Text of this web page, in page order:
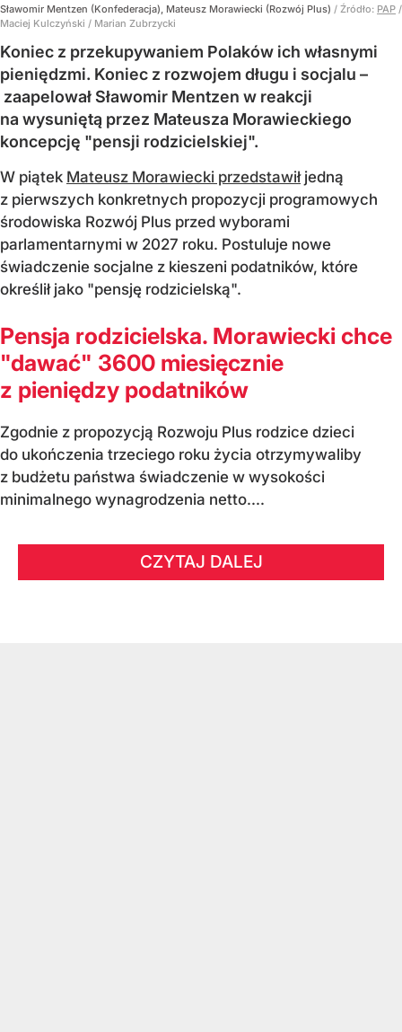
Sławomir Mentzen (Konfederacja), Mateusz Morawiecki (Rozwój Plus) / Źródło: PAP /
Maciej Kulczyński / Marian Zubrzycki
Koniec z przekupywaniem Polaków ich własnymi
pieniędzmi. Koniec z rozwojem długu i socjalu –
zaapelował Sławomir Mentzen w reakcji
na wysuniętą przez Mateusza Morawieckiego
koncepcję "pensji rodzicielskiej".
W piątek Mateusz Morawiecki przedstawiłjedną
z pierwszych konkretnych propozycji programowych
środowiska Rozwój Plus przed wyborami
parlamentarnymi w 2027 roku. Postuluje nowe
świadczenie socjalne z kieszeni podatników, które
określił jako "pensję rodzicielską".
Pensja rodzicielska. Morawiecki chce
"dawać" 3600 miesięcznie
z pieniędzy podatników
Zgodnie z propozycją Rozwoju Plus rodzice dzieci
do ukończenia trzeciego roku życia otrzymywaliby
z budżetu państwa świadczenie w wysokości
minimalnego wynagrodzenia netto....
CZYTAJ DALEJ